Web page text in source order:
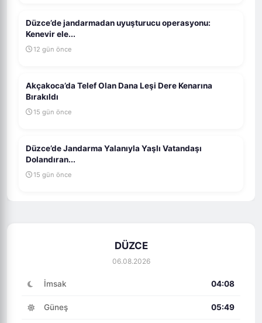
Düzce’de jandarmadan uyuşturucu operasyonu:
Kenevir ele...
12 gün önce
Akçakoca’da Telef Olan Dana Leşi Dere Kenarına
Bırakıldı
15 gün önce
Düzce’de Jandarma Yalanıyla Yaşlı Vatandaşı
Dolandıran...
15 gün önce
DÜZCE
06.08.2026
İmsak 04:08
Güneş 05:49